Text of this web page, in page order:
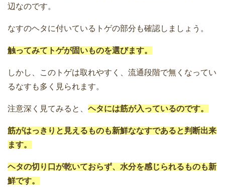
辺なのです。
なすのヘタに付いているトゲの部分も確認しましょう。
触ってみてトゲが固いものを選びます。
しかし、このトゲは取れやすく、流通段階で無くなってい
るなすも多く見られます。
注意深く見てみると、 ヘタには筋が入っているのです。
筋がはっきりと見えるものも新鮮ななすであると判断出来
ます。
ヘタの切り口が乾いておらず、水分を感じられるものも新
鮮です。